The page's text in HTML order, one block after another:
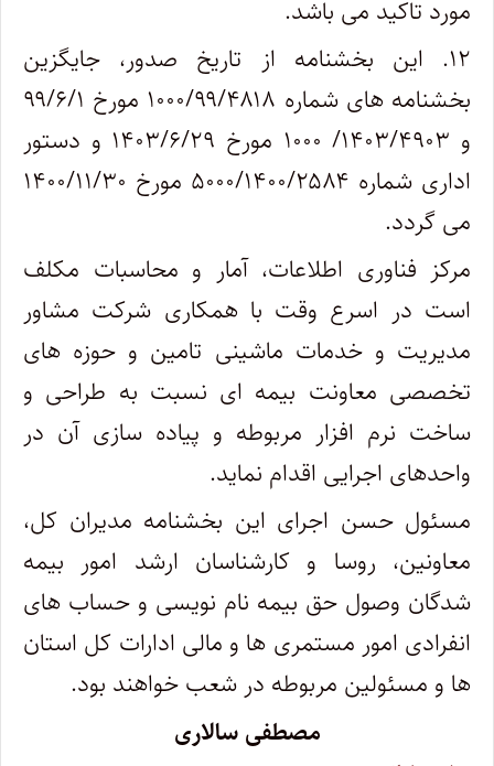
مورد تاکید می باشد.
۱۲. این بخشنامه از تاریخ صدور، جایگزین
بخشنامه های شماره ۱۰۰۰/۹۹/۴۸۱۸ مورخ ۹۹/۶/۱
و ۱۴۰۳/۴۹۰۳/ ۱۰۰۰ مورخ ۱۴۰۳/۶/۲۹ و دستور
اداری شماره ۵۰۰۰/۱۴۰۰/۲۵۸۴ مورخ ۱۴۰۰/۱۱/۳۰
می گردد.
مرکز فناوری اطلاعات، آمار و محاسبات مکلف
است در اسرع وقت با همکاری شرکت مشاور
مدیریت و خدمات ماشینی تامین و حوزه های
تخصصی معاونت بیمه ای نسبت به طراحی و
ساخت نرم افزار مربوطه و پیاده سازی آن در
واحدهای اجرایی اقدام نماید.
مسئول حسن اجرای این بخشنامه مدیران کل،
معاونین، روسا و کارشناسان ارشد امور بیمه
شدگان وصول حق بیمه نام نویسی و حساب های
انفرادی امور مستمری ها و مالی ادارات کل استان
ها و مسئولین مربوطه در شعب خواهند بود.
مصطفی سالاری